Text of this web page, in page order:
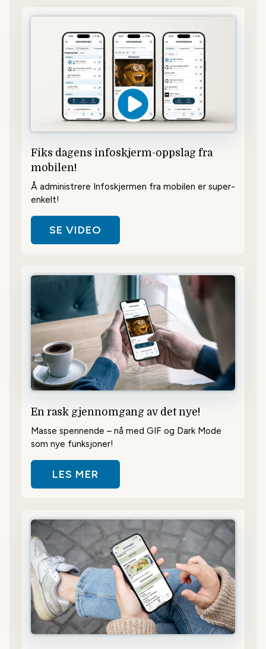
Fiks dagens infoskjerm-oppslag fra
mobilen!
Å administrere Infoskjermen fra mobilen er super-
enkelt!
SE VIDEO
En rask gjennomgang av det nye!
Masse spennende – nå med GIF og Dark Mode
som nye funksjoner!
LES MER
OM EN RASK GJENNOMGANG AV